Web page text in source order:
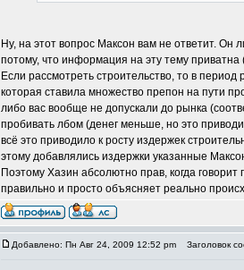
Ну, на этот вопрос Максон вам не ответит. Он
потому, что информация на эту тему
Если рассмотреть строительство, то в
которая ставила множество препон на пути
либо вас вообще не допускали до рынка
пробивать лбом (денег меньше, но это
всё это приводило к росту издержек
этому добавлялись издержки указанные
Поэтому Хазин абсолютно прав, когда
правильно и просто объясняет реально
Добавлено: Пн Авг 24, 2009 12:52 pm Заголовок